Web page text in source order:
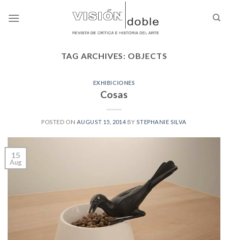
TAG ARCHIVES: OBJECTS
EXHIBICIONES
Cosas
POSTED ON AUGUST 15, 2014 BY STEPHANIE SILVA
15
Aug